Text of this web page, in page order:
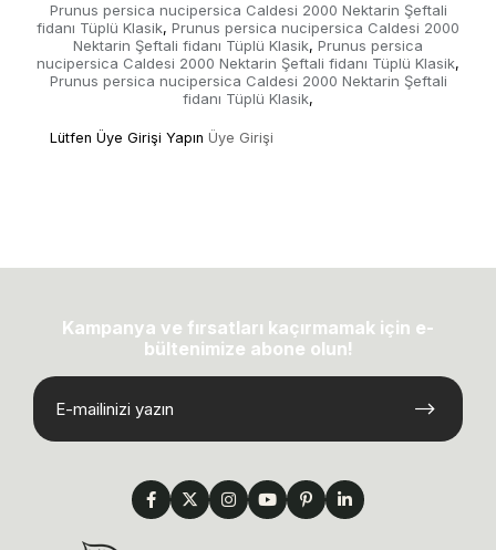
Prunus persica nucipersica Caldesi 2000 Nektarin Şeftali
fidanı Tüplü Klasik, Prunus persica nucipersica Caldesi 2000
Nektarin Şeftali fidanı Tüplü Klasik, Prunus persica
nucipersica Caldesi 2000 Nektarin Şeftali fidanı Tüplü Klasik,
Prunus persica nucipersica Caldesi 2000 Nektarin Şeftali
fidanı Tüplü Klasik,
Lütfen Üye Girişi Yapın Üye Girişi
Kampanya ve fırsatları kaçırmamak için e-
bültenimize abone olun!